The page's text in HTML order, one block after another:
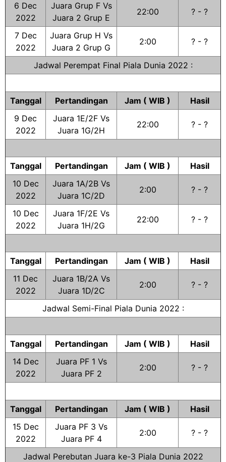
6 Dec
2022
Juara Grup F Vs
Juara 2 Grup E
22:00 ? - ?
7 Dec
2022
Juara Grup H Vs
Juara 2 Grup G
2:00 ? - ?
Jadwal Perempat Final Piala Dunia 2022 :
Tanggal Pertandingan Jam ( WIB )
Hasil
9 Dec
2022
Juara 1E/2F Vs
Juara 1G/2H
22:00 ? - ?
Tanggal Pertandingan Jam ( WIB )
Hasil
10 Dec
2022
Juara 1A/2B Vs
Juara 1C/2D
2:00 ? - ?
10 Dec
2022
Juara 1F/2E Vs
Juara 1H/2G
22:00 ? - ?
Tanggal Pertandingan Jam ( WIB )
Hasil
11 Dec
2022
Juara 1B/2A Vs
Juara 1D/2C
2:00 ? - ?
Jadwal Semi-Final Piala Dunia 2022 :
Tanggal Pertandingan Jam ( WIB )
Hasil
14 Dec
2022
Juara PF 1 Vs
Juara PF 2
2:00 ? - ?
Tanggal Pertandingan Jam ( WIB )
Hasil
15 Dec
2022
Juara PF 3 Vs
Juara PF 4
2:00 ? - ?
Jadwal Perebutan Juara ke-3 Piala Dunia 2022